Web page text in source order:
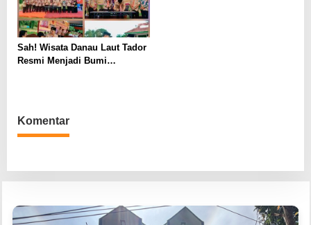
Sah! Wisata Danau Laut Tador
Resmi Menjadi Bumi
Komentar